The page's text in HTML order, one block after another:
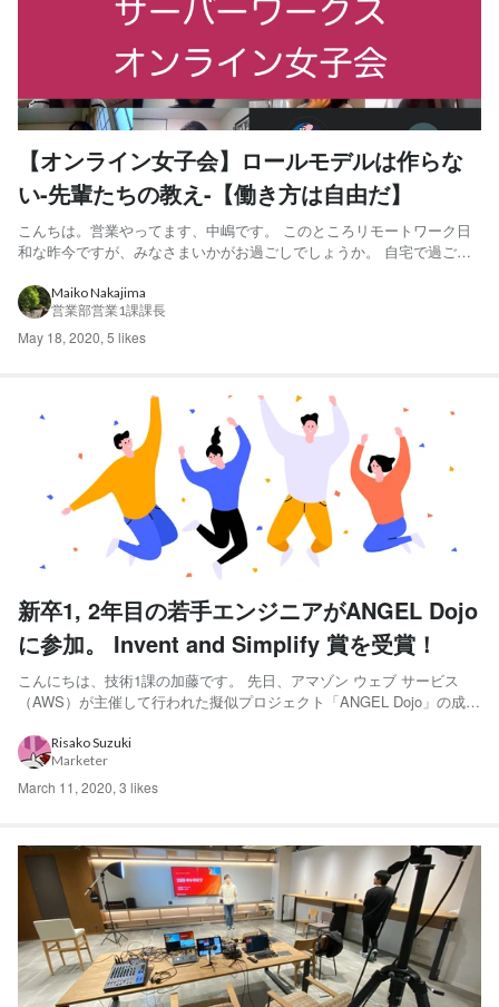
【オンライン女子会】ロールモデルは作らな
い-先輩たちの教え-【働き方は自由だ】
こんちは。営業やってます、中嶋です。 このところリモートワーク日
和な昨今ですが、みなさまいかがお過ごしでしょうか。 自宅で過ごす
やら充実したソロ活動を送ってしまいました。 これはこれで楽しいん
ですけどね、ちょっとなんかみんなでわっしょいわっしょい盛...
Maiko Nakajima
営業部営業1課課長
May 18, 2020,5 likes
新卒1, 2年目の若手エンジニアがANGEL Dojo
に参加。 Invent and Simplify 賞を受賞！
こんにちは、技術1課の加藤です。 先日、アマゾン ウェブ サービス
（AWS）が主催して行われた擬似プロジェクト「ANGEL Dojo」の成果
をいただくことができました。 今回は、ANGEL Dojoとはどのような
取り組みだったの...
Risako Suzuki
Marketer
March 11, 2020,3 likes